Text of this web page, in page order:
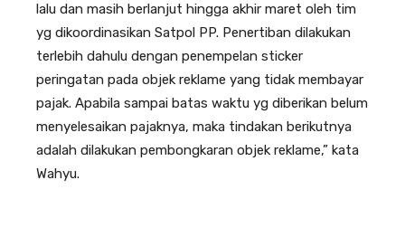
lalu dan masih berlanjut hingga akhir maret oleh tim
yg dikoordinasikan Satpol PP. Penertiban dilakukan
terlebih dahulu dengan penempelan sticker
peringatan pada objek reklame yang tidak membayar
pajak. Apabila sampai batas waktu yg diberikan belum
menyelesaikan pajaknya, maka tindakan berikutnya
adalah dilakukan pembongkaran objek reklame,” kata
Wahyu.